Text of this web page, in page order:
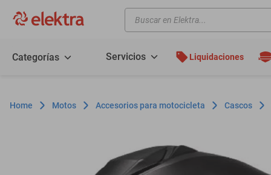
Buscar en Elektra...
Categorías Servicios Liquidaciones
Motos Accesorios para motocicleta Cascos
motos
lavadoras